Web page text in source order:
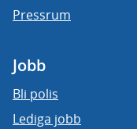
Pressrum
Jobb
Bli polis
Lediga jobb